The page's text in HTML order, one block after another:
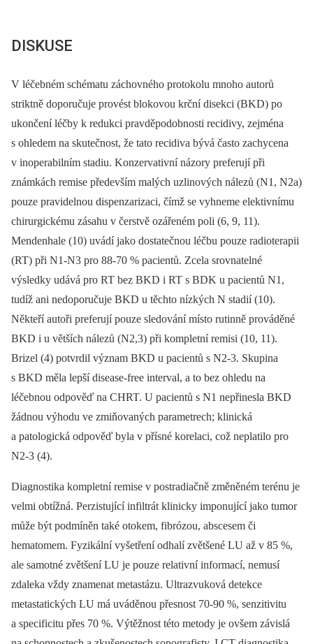
DISKUSE
V léčebném schématu záchovného protokolu mnoho autorů
striktně doporučuje provést blokovou krční disekci (BKD) po
ukončení léčby k redukci pravděpodobnosti recidivy, zejména
s ohledem na skutečnost, že tato recidiva bývá často zachycena
v inoperabilním stadiu. Konzervativní názory preferují při
známkách remise především malých uzlinových nálezů (N1, N2a)
pouze pravidelnou dispenzarizaci, čímž se vyhneme elektivnímu
chirurgickému zásahu v čerstvě ozářeném poli (6, 9, 11).
Mendenhale (10) uvádí jako dostatečnou léčbu pouze radioterapii
(RT) při N1-N3 pro 88-70 % pacientů. Zcela srovnatelné
výsledky udává pro RT bez BKD i RT s BDK u pacientů N1,
tudíž ani nedoporučuje BKD u těchto nízkých N stadií (10).
Někteří autoři preferují pouze sledování místo rutinně prováděné
BKD i u větších nálezů (N2,3) při kompletní remisi (10, 11).
Brizel (4) potvrdil význam BKD u pacientů s N2-3. Skupina
s BKD měla lepší disease-free interval, a to bez ohledu na
léčebnou odpověď na CHRT. U pacientů s N1 nepřinesla BKD
žádnou výhodu ve zmiňovaných parametrech; klinická
a patologická odpověď byla v přísné korelaci, což neplatilo pro
N2-3 (4).
Diagnostika kompletní remise v postradiačně změněném terénu je
velmi obtížná. Perzistující infiltrát klinicky imponující jako tumor
může být podmíněn také otokem, fibrózou, abscesem či
hematomem. Fyzikální vyšetření odhalí zvětšené LU až v 85 %,
ale samotné zvětšení LU je pouze relativní informací, nemusí
zdaleka vždy znamenat metastázu. Ultrazvuková detekce
metastatických LU má uváděnou přesnost 70-90 %, senzitivitu
a specificitu přes 70 %. Výtěžnost této metody je ovšem závislá